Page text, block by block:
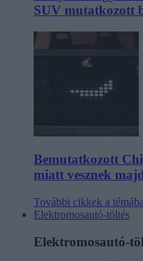
SUV mutatkozott
Bemutatkozott
miatt vesznek
További cikkek a
Elektromosautó-töltés
Elektromosautó-